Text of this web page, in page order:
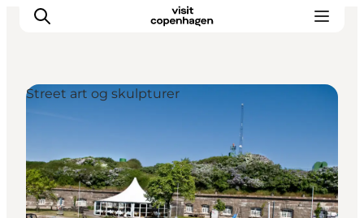
Aktiviteter
Spis & drik
Områder
Street art og skulpturer